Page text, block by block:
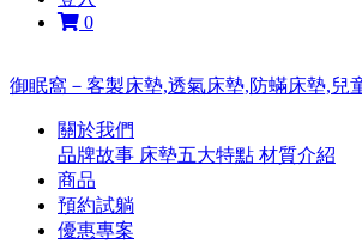
0
御眠窩－客製床墊,透氣床墊,防蟎床墊,兒
關於我們
品牌故事 床墊五大特點 材質介紹
商品
預約試躺
優惠專案